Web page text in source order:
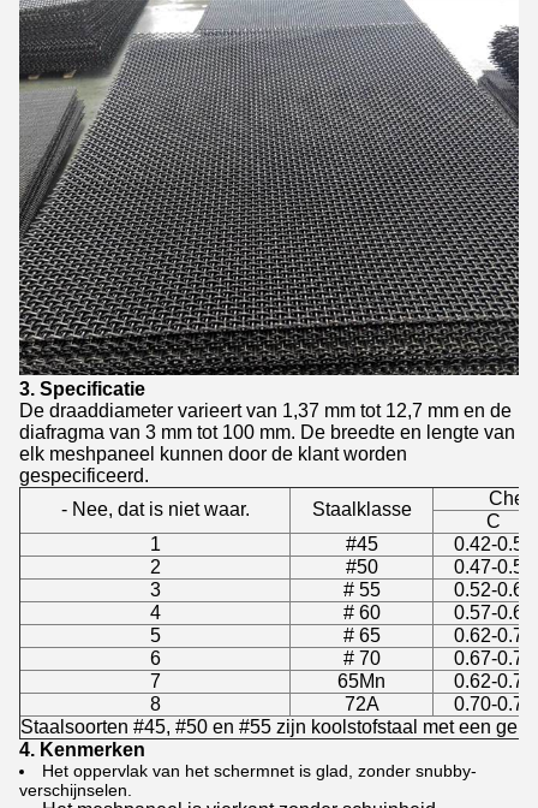
3. Specificatie
De draaddiameter varieert van 1,37 mm tot 12,7 mm en de
diafragma van 3 mm tot 100 mm. De breedte en lengte van
elk meshpaneel kunnen door de klant worden
gespecificeerd.
- Nee, dat is niet waar.
Staalklasse
C
1
#45
0.42-0.50
2
#50
0.47-0.55
3
# 55
0.52-0.60
4
# 60
0.57-0.65
5
# 65
0.62-0.70
6
# 70
0.67-0.75
7
65Mn
0.62-0.70
8
72A
0.70-0.75
Staalsoorten #45, #50 en #55 zijn koolstofstaal met een
4. Kenmerken
Het oppervlak van het schermnet is glad, zonder snubby-
verschijnselen.